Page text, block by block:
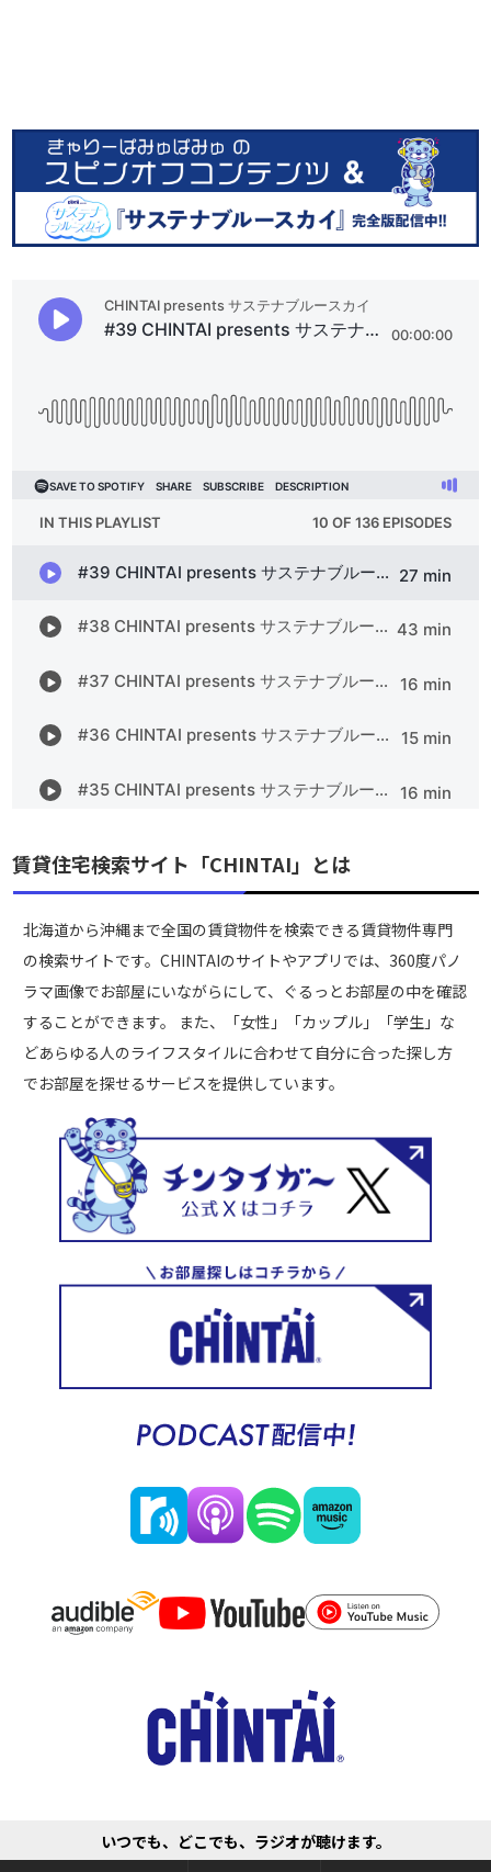
賃貸住宅検索サイト「CHINTAI」とは
北海道から沖縄まで全国の賃貸物件を検索できる賃貸物件専門
の検索サイトです。CHINTAIのサイトやアプリでは、360度パノ
ラマ画像でお部屋にいながらにして、ぐるっとお部屋の中を確認
することができます。 また、「女性」「カップル」「学生」な
どあらゆる人のライフスタイルに合わせて自分に合った探し方
でお部屋を探せるサービスを提供しています。
いつでも、どこでも、ラジオが聴けます。